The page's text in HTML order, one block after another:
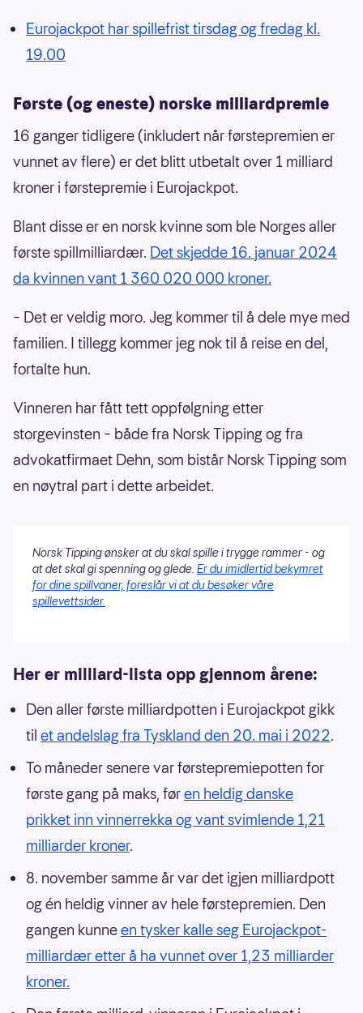
Eurojackpot har spillefrist tirsdag og fredag kl.
19.00
Første (og eneste) norske milliardpremie
16 ganger tidligere (inkludert når førstepremien er
vunnet av flere) er det blitt utbetalt over 1 milliard
kroner i førstepremie i Eurojackpot.
Blant disse er en norsk kvinne som ble Norges aller
første spillmilliardær. Det skjedde 16. januar 2024
da kvinnen vant 1 360 020 000 kroner.
– Det er veldig moro. Jeg kommer til å dele mye med
familien. I tillegg kommer jeg nok til å reise en del,
fortalte hun.
Vinneren har fått tett oppfølgning etter
storgevinsten – både fra Norsk Tipping og fra
advokatfirmaet Dehn, som bistår Norsk Tipping som
en nøytral part i dette arbeidet.
Norsk Tipping ønsker at du skal spille i trygge rammer - og
at det skal gi spenning og glede. Er du imidlertid bekymret
for dine spillvaner, foreslår vi at du besøker våre
spillevettsider.
Her er milliard-lista opp gjennom årene:
Den aller første milliardpotten i Eurojackpot gikk
til et andelslag fra Tyskland den 20. mai i 2022.
To måneder senere var førstepremiepotten for
første gang på maks, føren heldig danske
prikket inn vinnerrekka og vant svimlende 1,21
milliarder kroner.
8. november samme år var det igjen milliardpott
og én heldig vinner av hele førstepremien. Den
gangen kunneen tysker kalle seg Eurojackpot-
milliardær etter å ha vunnet over 1,23 milliarder
kroner.